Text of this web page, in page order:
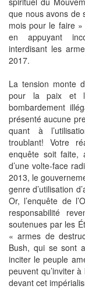
que nous avons de
mois pour le faire
en appuyant
interdisant les
2017.
La tension monte
pour la paix et
bombardement
présenté aucune
quant à
troublant! Votre
enquête soit faite,
d’une volte-face
2013, le
genre d’utilisation
Or, l’enquête de
responsabilité
soutenues par les
« armes de
Bush, qui se sont
inciter le peuple
peuvent qu’inviter
devant cet